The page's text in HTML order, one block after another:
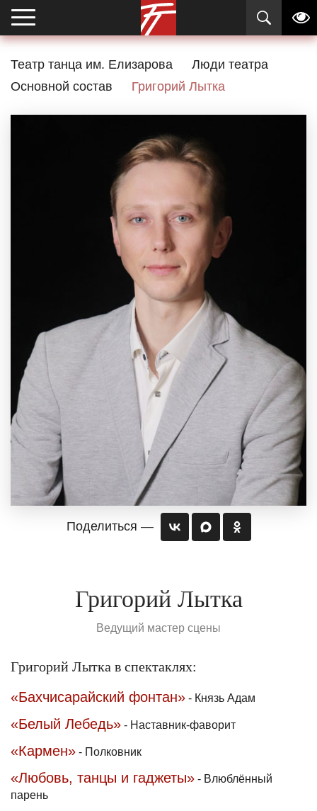
Театр танца им. Елизарова
Люди театра
Основной состав
Григорий Лытка
Григорий Лытка
Ведущий мастер сцены
Григорий Лытка в спектаклях:
«Бахчисарайский фонтан» - Князь Адам
«Белый Лебедь» - Наставник-фаворит
«Кармен» - Полковник
«Любовь, танцы и гаджеты» - Влюблённый
парень
Поделиться —